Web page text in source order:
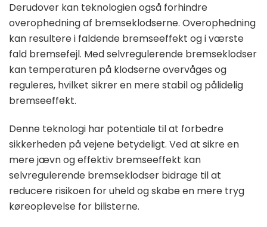
Derudover kan teknologien også forhindre
overophedning af bremseklodserne. Overophedning
kan resultere i faldende bremseeffekt og i værste
fald bremsefejl. Med selvregulerende bremseklodser
kan temperaturen på klodserne overvåges og
reguleres, hvilket sikrer en mere stabil og pålidelig
bremseeffekt.
Denne teknologi har potentiale til at forbedre
sikkerheden på vejene betydeligt. Ved at sikre en
mere jævn og effektiv bremseeffekt kan
selvregulerende bremseklodser bidrage til at
reducere risikoen for uheld og skabe en mere tryg
køreoplevelse for bilisterne.